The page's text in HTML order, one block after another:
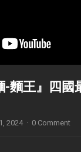
-麵王』四
2024 · 0 Comment